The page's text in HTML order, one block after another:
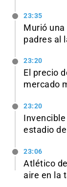
23:35
Murió
padres al
23:20
El precio
mercado
23:20
estadio
23:06
Atlético
aire en la